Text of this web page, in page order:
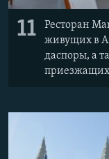
11
Ресторан
живущих в
даспоры, а
приезжащих